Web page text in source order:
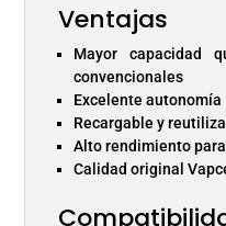
Ventajas
Mayor capacidad
convencionales
Excelente autonomía
Recargable y
Alto rendimiento
Calidad original